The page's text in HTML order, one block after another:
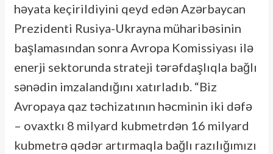
həyata keçirildiyini qeyd edən Azərbaycan
Prezidenti Rusiya-Ukrayna müharibəsinin
başlamasından sonra Avropa Komissiyası ilə
enerji sektorunda strateji tərəfdaşlıqla bağlı
sənədin imzalandığını xatırladıb. “Biz
Avropaya qaz təchizatının həcminin iki dəfə
– ovaxtkı 8 milyard kubmetrdən 16 milyard
kubmetrə qədər artırmaqla bağlı razılığımızı